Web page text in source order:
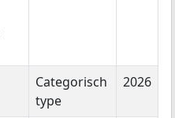
Categorisch
type
2026